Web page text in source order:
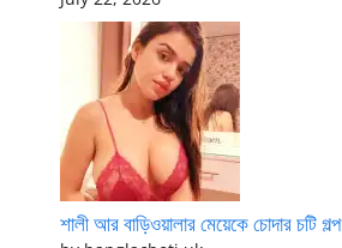
শালী আর বাড়িওয়ালার মেয়েকে চোদার চটি গল্প